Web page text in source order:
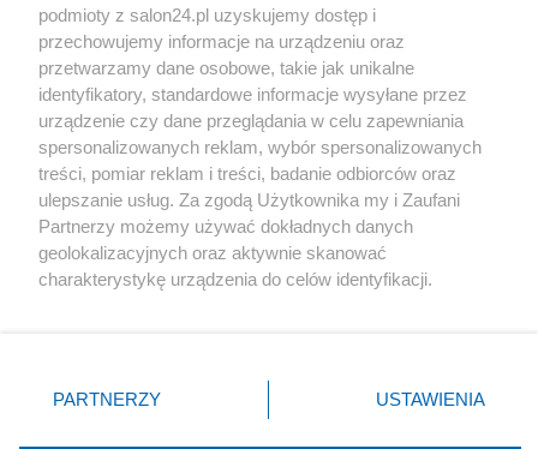
Społeczeństwo
Kultura
X Facebook Instagram Youtube
podmioty z salon24.pl uzyskujemy dostęp i
przechowujemy informacje na urządzeniu oraz
przetwarzamy dane osobowe, takie jak unikalne
identyfikatory, standardowe informacje wysyłane przez
urządzenie czy dane przeglądania w celu zapewniania
spersonalizowanych reklam, wybór spersonalizowanych
treści, pomiar reklam i treści, badanie odbiorców oraz
ulepszanie usług. Za zgodą Użytkownika my i Zaufani
Partnerzy możemy używać dokładnych danych
geolokalizacyjnych oraz aktywnie skanować
charakterystykę urządzenia do celów identyfikacji.
zmienić/wycofać klikając przycisk ustawień prywatności
znajdujący się w lewym dolnym rogu strony
rodzaje przetwarzania danych nie wymagają zgody
PARTNERZY USTAWIENIA